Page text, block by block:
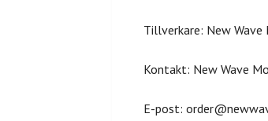
Tillverkare: New Wave
Kontakt: New Wave
E-post: